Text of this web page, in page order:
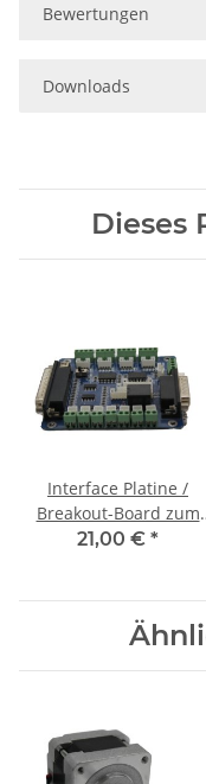
Bewertungen
Downloads
Dieses
Interface Platine /
Breakout-Board zum
Anschluss an PC
21,00 € *